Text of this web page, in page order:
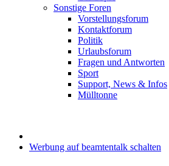
Sonstige Foren
Vorstellungsforum
Kontaktforum
Politik
Urlaubsforum
Fragen und Antworten
Sport
Support, News & Infos
Mülltonne
Werbung auf beamtentalk schalten